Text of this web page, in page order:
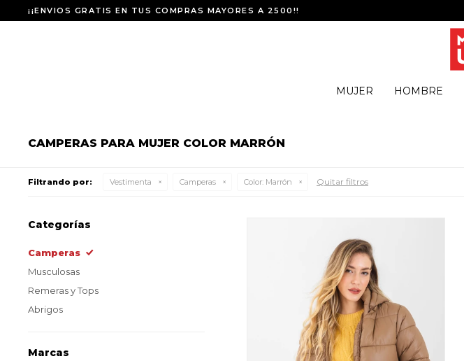
MUJER HOMBRE
¡¡ENVIOS GRATIS EN TUS COMPRAS MAYORES A 2500!!
CAMPERAS PARA MUJER COLOR MARRÓN
Filtrando por: Vestimenta Camperas Color: Marrón Quitar filtros
Categorías
Camperas
Musculosas
Remeras y Tops
Abrigos
Marcas